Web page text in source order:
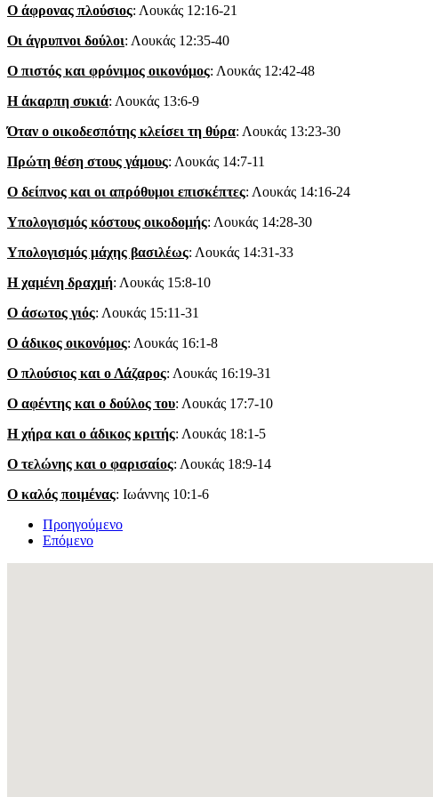
Ο άφρονας πλούσιος: Λουκάς 12:16-21
Οι άγρυπνοι δούλοι: Λουκάς 12:35-40
Ο πιστός και φρόνιμος οικονόμος: Λουκάς 12:42-48
Η άκαρπη συκιά: Λουκάς 13:6-9
Όταν ο οικοδεσπότης κλείσει τη θύρα: Λουκάς 13:23-30
Πρώτη θέση στους γάμους: Λουκάς 14:7-11
Ο δείπνος και οι απρόθυμοι επισκέπτες: Λουκάς 14:16-24
Υπολογισμός κόστους οικοδομής: Λουκάς 14:28-30
Υπολογισμός μάχης βασιλέως: Λουκάς 14:31-33
Η χαμένη δραχμή: Λουκάς 15:8-10
Ο άσωτος γιός: Λουκάς 15:11-31
Ο άδικος οικονόμος: Λουκάς 16:1-8
Ο πλούσιος και ο Λάζαρος: Λουκάς 16:19-31
Ο αφέντης και ο δούλος του: Λουκάς 17:7-10
Η χήρα και ο άδικος κριτής: Λουκάς 18:1-5
Ο τελώνης και ο φαρισαίος: Λουκάς 18:9-14
Ο καλός ποιμένας: Ιωάννης 10:1-6
Προηγούμενο
Επόμενο